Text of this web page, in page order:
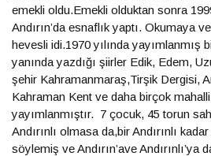
emekli oldu.Emekli olduktan sonra
Andırın’da esnaflık yaptı. Okumaya
hevesli idi.1970 yılında yayımlanmış
yanında yazdığı şiirler Edik, Edem,
şehir Kahramanmaraş,Tirşik Dergisi,
Kahraman Kent ve daha birçok
yayımlanmıştır. 7 çocuk, 45 torun
Andırınlı olmasa da,bir Andırınlı
söylemiş ve Andırın’ave